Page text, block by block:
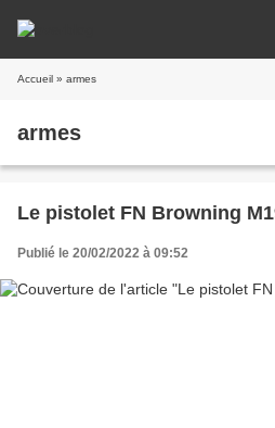
Accueil » armes
armes
Le pistolet FN Browning
Publié le 20/02/2022 à 09:52